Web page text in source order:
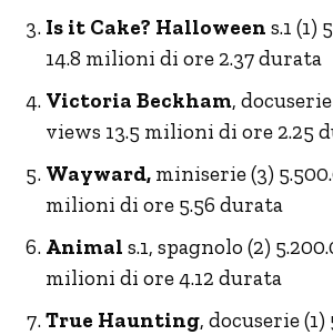
Is it Cake? Halloween s.1 (1)
14.8 milioni di ore 2.37 durata
Victoria Beckham,
views 13.5 milioni di ore 2.25
Wayward, miniserie (3)
milioni di ore 5.56 durata
Animal s.1, spagnolo (2)
milioni di ore 4.12 durata
True Haunting, docuserie (1)